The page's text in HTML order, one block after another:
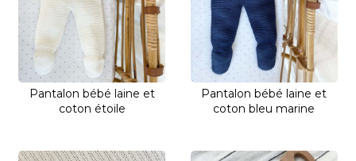
Pantalon bébé laine et
coton étoile
Pantalon bébé laine et
coton bleu marine